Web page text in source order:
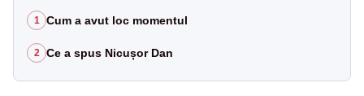
1 Cum a avut loc momentul
2 Ce a spus Nicușor Dan